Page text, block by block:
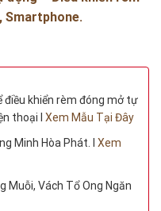
Smartphone.
điều khiển rèm đóng mở tự
thoại I Xem Mẫu Tại Đây
Minh Hòa Phát. I Xem
Muỗi, Vách Tổ Ong Ngăn